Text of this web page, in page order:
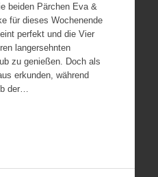
beiden Pärchen Eva &
für dieses Wochenende
perfekt und die Vier
langersehnten
zu genießen. Doch als
erkunden, während
der…